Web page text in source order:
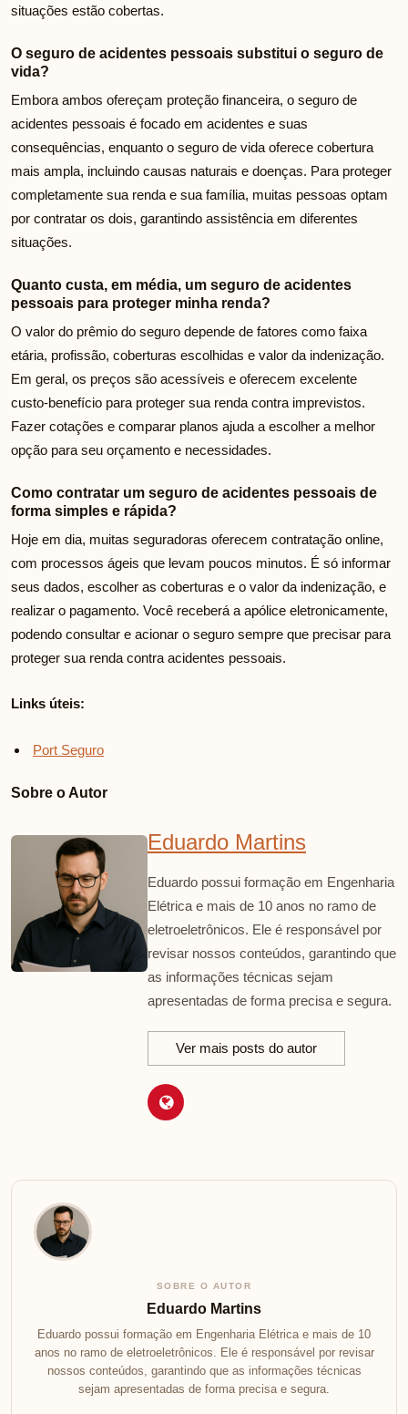
situações estão cobertas.
O seguro de acidentes pessoais substitui o seguro de
vida?
Embora ambos ofereçam proteção financeira, o seguro de
acidentes pessoais é focado em acidentes e suas
consequências, enquanto o seguro de vida oferece cobertura
mais ampla, incluindo causas naturais e doenças. Para proteger
completamente sua renda e sua família, muitas pessoas optam
por contratar os dois, garantindo assistência em diferentes
situações.
Quanto custa, em média, um seguro de acidentes
pessoais para proteger minha renda?
O valor do prêmio do seguro depende de fatores como faixa
etária, profissão, coberturas escolhidas e valor da indenização.
Em geral, os preços são acessíveis e oferecem excelente
custo-benefício para proteger sua renda contra imprevistos.
Fazer cotações e comparar planos ajuda a escolher a melhor
opção para seu orçamento e necessidades.
Como contratar um seguro de acidentes pessoais de
forma simples e rápida?
Hoje em dia, muitas seguradoras oferecem contratação online,
com processos ágeis que levam poucos minutos. É só informar
seus dados, escolher as coberturas e o valor da indenização, e
realizar o pagamento. Você receberá a apólice eletronicamente,
podendo consultar e acionar o seguro sempre que precisar para
proteger sua renda contra acidentes pessoais.
Links úteis:
Port Seguro
Sobre o Autor
Eduardo Martins
Eduardo possui formação em Engenharia
Elétrica e mais de 10 anos no ramo de
eletroeletrônicos. Ele é responsável por
revisar nossos conteúdos, garantindo que
as informações técnicas sejam
apresentadas de forma precisa e segura.
Ver mais posts do autor
SOBRE O AUTOR
Eduardo Martins
Eduardo possui formação em Engenharia Elétrica e mais de 10
anos no ramo de eletroeletrônicos. Ele é responsável por revisar
nossos conteúdos, garantindo que as informações técnicas
sejam apresentadas de forma precisa e segura.